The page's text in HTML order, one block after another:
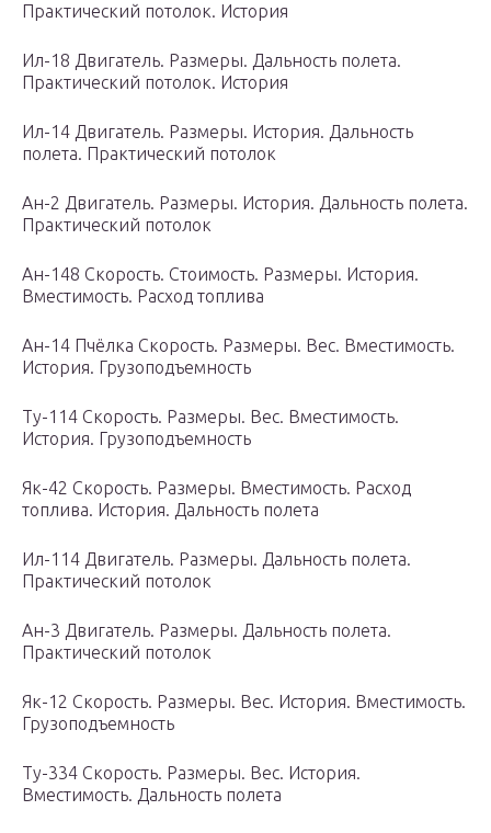
Практический потолок. История
Ил-18 Двигатель. Размеры. Дальность полета.
Практический потолок. История
Ил-14 Двигатель. Размеры. История. Дальность
полета. Практический потолок
Ан-2 Двигатель. Размеры. История. Дальность полета.
Практический потолок
Ан-148 Скорость. Стоимость. Размеры. История.
Вместимость. Расход топлива
Ан-14 Пчёлка Скорость. Размеры. Вес. Вместимость.
История. Грузоподъемность
Ту-114 Скорость. Размеры. Вес. Вместимость.
История. Грузоподъемность
Як-42 Скорость. Размеры. Вместимость. Расход
топлива. История. Дальность полета
Ил-114 Двигатель. Размеры. Дальность полета.
Практический потолок
Ан-3 Двигатель. Размеры. Дальность полета.
Практический потолок
Як-12 Скорость. Размеры. Вес. История. Вместимость.
Грузоподъемность
Ту-334 Скорость. Размеры. Вес. История.
Вместимость. Дальность полета